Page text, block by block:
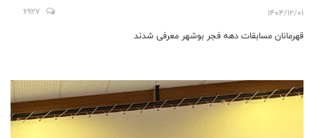
1404/12/01
6927
قهرمانان مسابقات دهه فجر بوشهر معرفی شدند